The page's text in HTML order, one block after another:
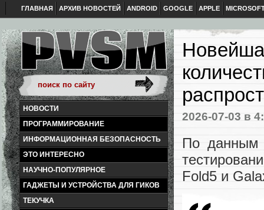
ГЛАВНАЯ АРХИВ НОВОСТЕЙ ANDROID GOOGLE APPLE
НОВОСТИ
ПРОГРАММИРОВАНИЕ
ИНФОРМАЦИОННАЯ БЕЗОПАСНОСТЬ
ЭТО ИНТЕРЕСНО
НАУЧНО-ПОПУЛЯРНОЕ
ГАДЖЕТЫ И УСТРОЙСТВА ДЛЯ ГИКОВ
ТЕКУЧКА
2026-07-03 в
По данным
Fold5 и